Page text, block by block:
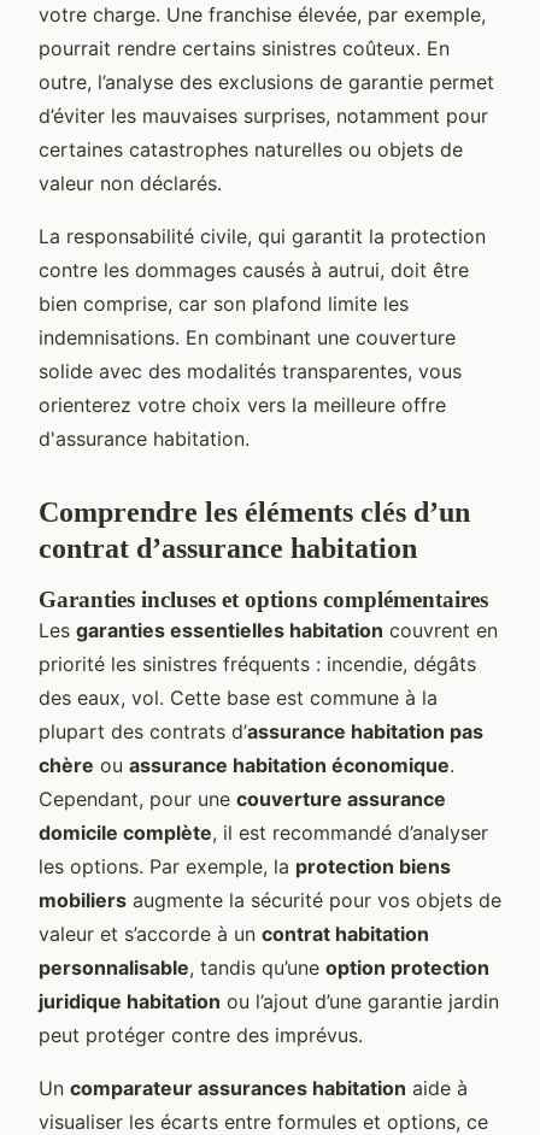
votre charge. Une franchise élevée, par exemple,
pourrait rendre certains sinistres coûteux. En
outre, l’analyse des exclusions de garantie permet
d’éviter les mauvaises surprises, notamment pour
certaines catastrophes naturelles ou objets de
valeur non déclarés.
La responsabilité civile, qui garantit la protection
contre les dommages causés à autrui, doit être
bien comprise, car son plafond limite les
indemnisations. En combinant une couverture
solide avec des modalités transparentes, vous
orienterez votre choix vers la meilleure offre
d'assurance habitation.
Comprendre les éléments clés d’un
contrat d’assurance habitation
Garanties incluses et options complémentaires
Les garanties essentielles habitation couvrent en
priorité les sinistres fréquents : incendie, dégâts
des eaux, vol. Cette base est commune à la
plupart des contrats d’assurance habitation pas
chère ou assurance habitation économique.
Cependant, pour une couverture assurance
domicile complète, il est recommandé d’analyser
les options. Par exemple, la protection biens
mobiliers augmente la sécurité pour vos objets de
valeur et s’accorde à un contrat habitation
personnalisable, tandis qu’une option protection
juridique habitation ou l’ajout d’une garantie jardin
peut protéger contre des imprévus.
Un comparateur assurances habitation aide à
visualiser les écarts entre formules et options, ce